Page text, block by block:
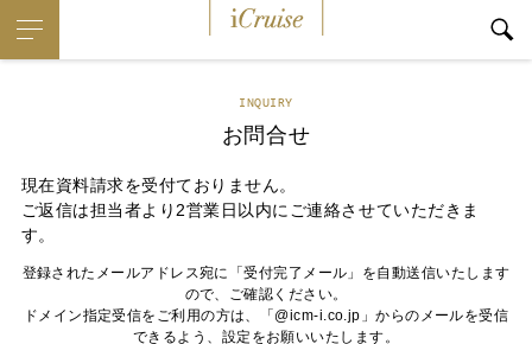
INQUIRY
お問合せ
現在資料請求を受付ておりません。
ご返信は担当者より2営業日以内にご連絡させていただきま
す。
登録されたメールアドレス宛に「受付完了メール」を自動送信いたします
ので、ご確認ください。
ドメイン指定受信をご利用の方は、「@icm-i.co.jp」からのメールを受信
できるよう、設定をお願いいたします。